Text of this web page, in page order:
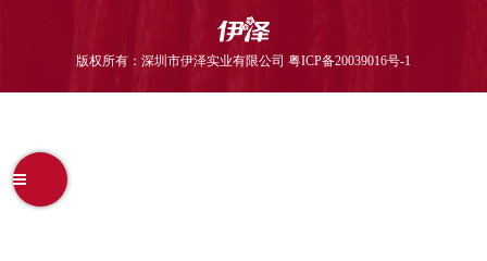
版权所有：深圳市伊泽实业有限公司 粤ICP备20039016号-1